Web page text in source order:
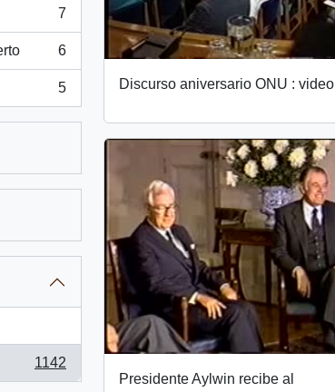
7
6
5
1142
Discurso aniversario ONU : video
Presidente Aylwin recibe al